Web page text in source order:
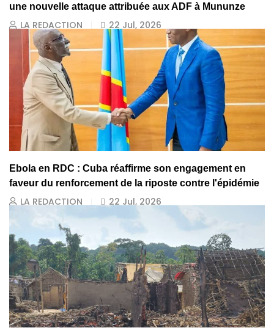
une nouvelle attaque attribuée aux ADF à Mununze
LA REDACTION 22 Jul, 2026
Ebola en RDC : Cuba réaffirme son engagement en
faveur du renforcement de la riposte contre l'épidémie
LA REDACTION 22 Jul, 2026